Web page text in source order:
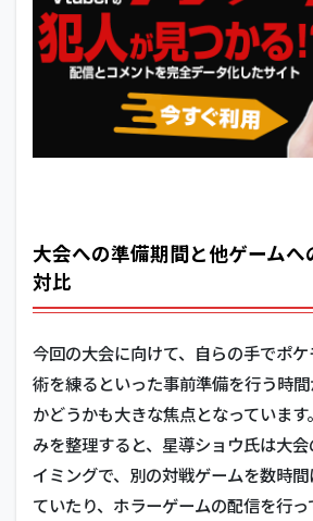
大会への準備期間と他ゲーム
対比
今回の大会に向けて、自らの手でポ
術を練るといった事前準備を行う時
かどうかも大きな焦点となっていま
みを整理すると、星導ショウ氏は大
イミングで、別の対戦ゲームを数時
ていたり、ホラーゲームの配信を行